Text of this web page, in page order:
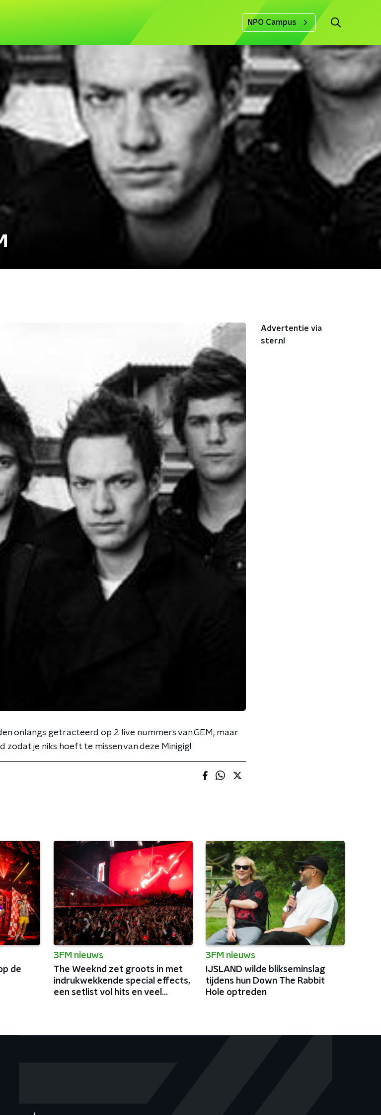
NPO Campus
onlangs getracteerd op 2 live nummers van GEM, maar
je niks hoeft te missen van deze Minigig!
Advertentie via
ster.nl
de
3FM nieuws
The Weeknd zet groots in met
indrukwekkende special effects,
een setlist vol hits en veel
3FM nieuws
IJSLAND wilde blikseminslag
tijdens hun Down The Rabbit
Hole optreden